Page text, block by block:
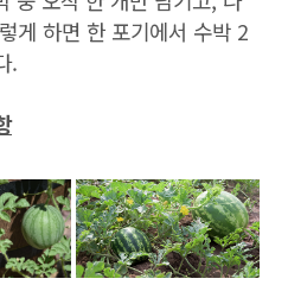
게 하면 한 포기에서 수박 2
.